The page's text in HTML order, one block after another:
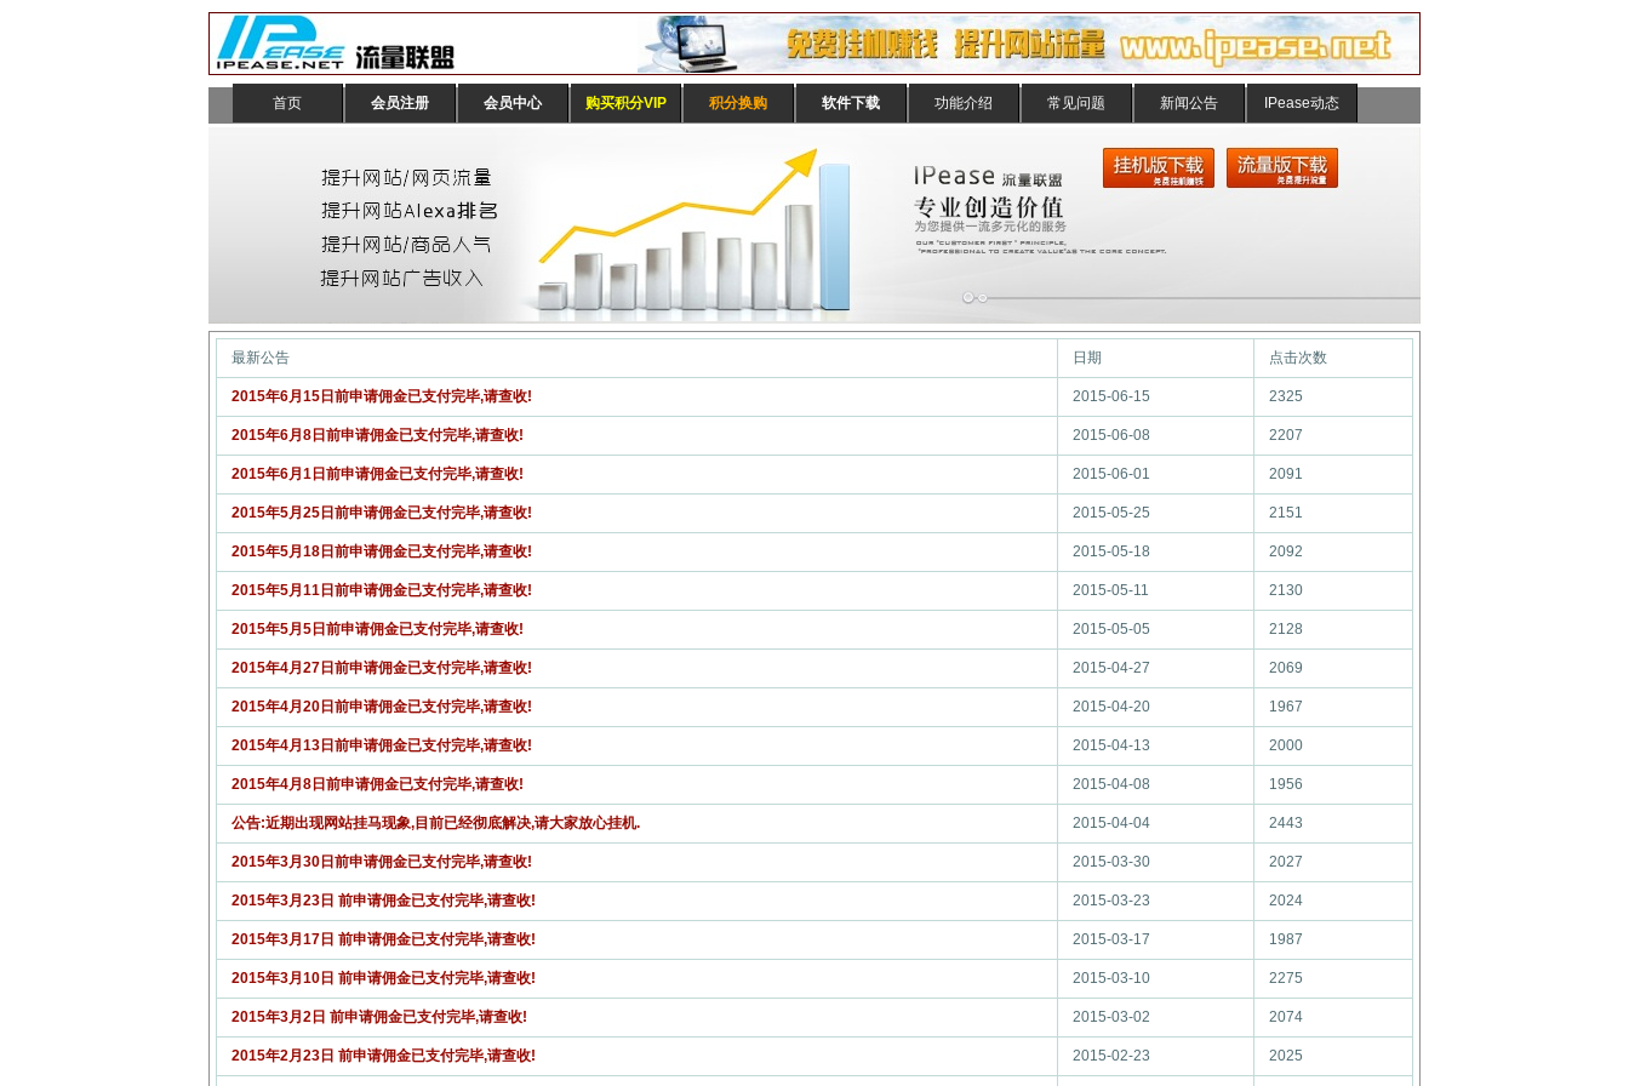
首页 会员注册 会员中心 购买积分VIP 积分换购 软件下载 功能介绍 常见问题 新闻公告 IPease动态
最新公告 日期 点击次数
2015年6月15日前申请佣金已支付完毕,请查收! 2015-06-15 2325
2015年6月8日前申请佣金已支付完毕,请查收! 2015-06-08 2207
2015年6月1日前申请佣金已支付完毕,请查收! 2015-06-01 2091
2015年5月25日前申请佣金已支付完毕,请查收! 2015-05-25 2151
2015年5月18日前申请佣金已支付完毕,请查收! 2015-05-18 2092
2015年5月11日前申请佣金已支付完毕,请查收! 2015-05-11 2130
2015年5月5日前申请佣金已支付完毕,请查收! 2015-05-05 2128
2015年4月27日前申请佣金已支付完毕,请查收! 2015-04-27 2069
2015年4月20日前申请佣金已支付完毕,请查收! 2015-04-20 1967
2015年4月13日前申请佣金已支付完毕,请查收! 2015-04-13 2000
2015年4月8日前申请佣金已支付完毕,请查收! 2015-04-08 1956
公告:近期出现网站挂马现象,目前已经彻底解决,请大家放心挂机. 2015-04-04 2443
2015年3月30日前申请佣金已支付完毕,请查收! 2015-03-30 2027
2015年3月23日 前申请佣金已支付完毕,请查收! 2015-03-23 2024
2015年3月17日 前申请佣金已支付完毕,请查收! 2015-03-17 1987
2015年3月10日 前申请佣金已支付完毕,请查收! 2015-03-10 2275
2015年3月2日 前申请佣金已支付完毕,请查收! 2015-03-02 2074
2015年2月23日 前申请佣金已支付完毕,请查收! 2015-02-23 2025